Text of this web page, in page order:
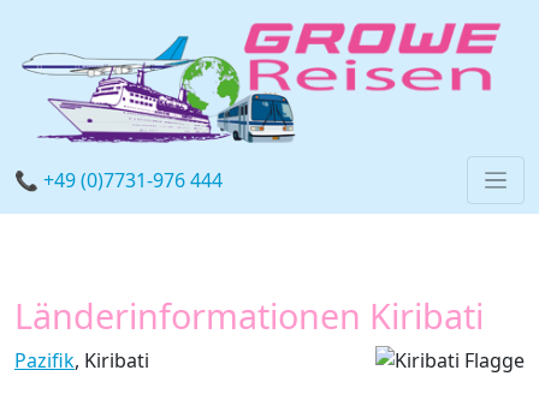
📞 +49 (0)7731-976 444
Länderinformationen Kiribati
Pazifik, Kiribati